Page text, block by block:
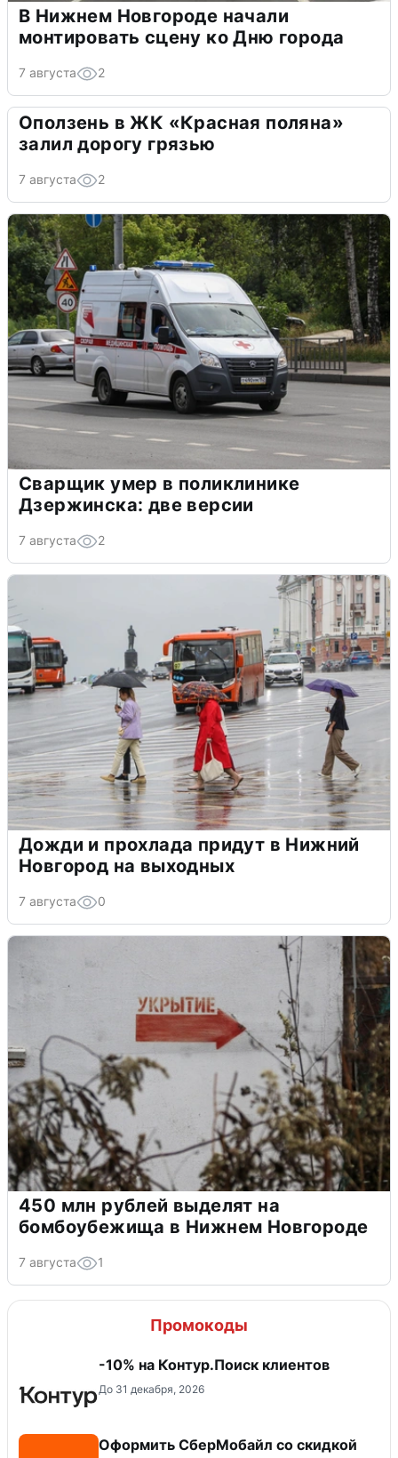
В Нижнем Новгороде начали
монтировать сцену ко Дню города
7 августа 2
Оползень в ЖК «Красная поляна»
залил дорогу грязью
7 августа 2
Сварщик умер в поликлинике
Дзержинска: две версии
7 августа 2
Дожди и прохлада придут в Нижний
Новгород на выходных
7 августа 0
450 млн рублей выделят на
бомбоубежища в Нижнем Новгороде
7 августа 1
Промокоды
-10% на Контур.Поиск клиентов
До 31 декабря, 2026
Оформить СберМобайл со скидкой